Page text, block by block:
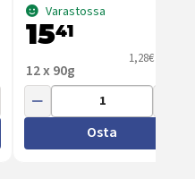
Varastossa
1541
12 x 90g
1,28€ / kpl
Osta